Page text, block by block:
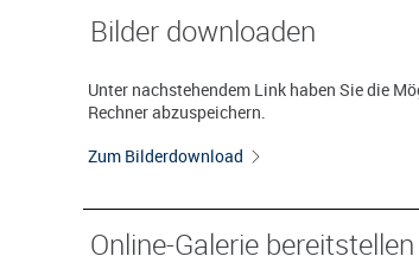
Bilder downloaden
Unter nachstehendem Link haben Sie die
Rechner abzuspeichern.
Zum Bilderdownload
Online-Galerie bereitstellen